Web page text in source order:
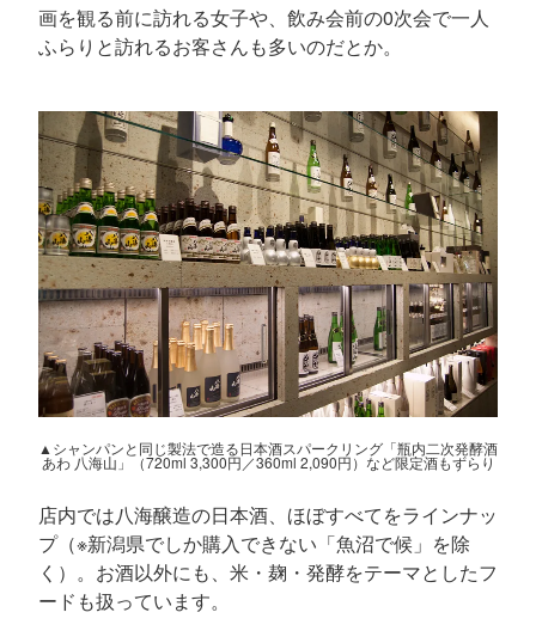
画を観る前に訪れる女子や、飲み会前の0次会で一人
ふらりと訪れるお客さんも多いのだとか。
▲シャンパンと同じ製法で造る日本酒スパークリング「瓶内二次発酵酒
あわ 八海山」（720ml 3,300円／360ml 2,090円）など限定酒もずらり
店内では八海醸造の日本酒、ほぼすべてをラインナッ
プ（※新潟県でしか購入できない「魚沼で候」を除
く）。お酒以外にも、米・麹・発酵をテーマとしたフ
ードも扱っています。